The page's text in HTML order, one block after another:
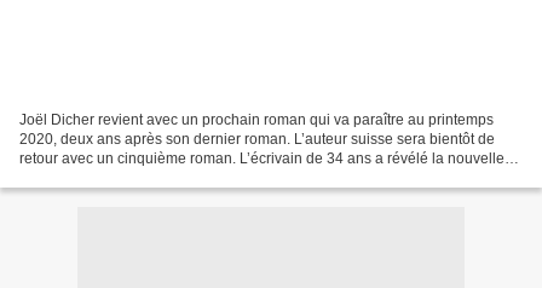
Joël Dicher revient avec un prochain roman qui va paraître au printemps
2020, deux ans après son dernier roman. L’auteur suisse sera bientôt de
retour avec un cinquième roman. L’écrivain de 34 ans a révélé la nouvelle